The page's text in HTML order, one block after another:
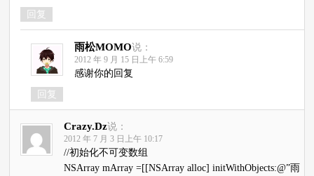
回复
雨松MOMO说：
2012 年 9 月 15 日上午 6:59
感谢你的回复
回复
Crazy.Dz说：
2012 年 7 月 3 日上午 10:17
//初始化不可变数组
NSArray mArray =[[NSArray alloc] initWithObjects:@”雨